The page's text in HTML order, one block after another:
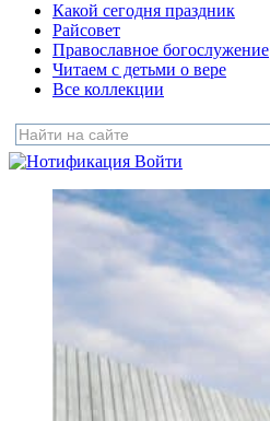
Какой сегодня праздник
Райсовет
Православное богослужение
Читаем с детьми о вере
Все коллекции
Войти